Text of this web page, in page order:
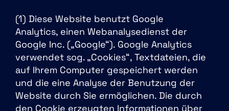
(1) Diese Website benutzt Google
Analytics, einen Webanalysedienst der
Google Inc. („Google“). Google Analytics
verwendet sog. „Cookies“, Textdateien, die
auf Ihrem Computer gespeichert werden
und die eine Analyse der Benutzung der
Website durch Sie ermöglichen. Die durch
den Cookie erzeugten Informationen über